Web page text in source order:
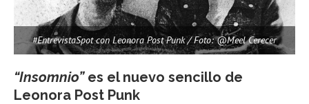
#EntrevistaSpot con Leonora Post Punk / Foto: @Meel Cerecer
“Insomnio”es el nuevo sencillo de
Leonora Post Punk